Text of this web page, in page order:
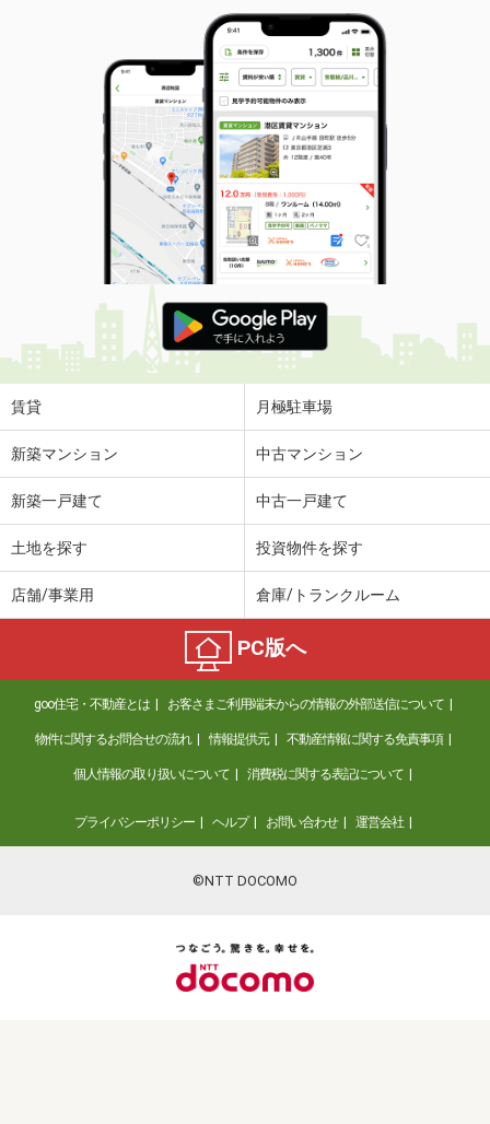
賃貸 月極駐車場
新築マンション 中古マンション
新築一戸建て 中古一戸建て
土地を探す 投資物件を探す
店舗/事業用 倉庫/トランクルーム
PC版へ
goo住宅・不動産とは お客さまご利用端末からの情報の外部送信について
物件に関するお問合せの流れ 情報提供元 不動産情報に関する免責事項
個人情報の取り扱いについて 消費税に関する表記について
プライバシーポリシー ヘルプ お問い合わせ 運営会社
©NTT DOCOMO